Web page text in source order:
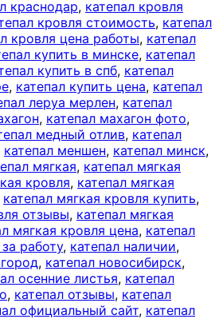
краснодар, катепал кровля
кровля стоимость, катепал
кровля цена работы, катепал
купить в минске, катепал
купить в спб, катепал
, катепал купить цена, катепал
леруа мерлен, катепал
, катепал махагон фото,
медный отлив, катепал
катепал меншен, катепал минск,
мягкая, катепал мягкая
кровля, катепал мягкая
катепал мягкая кровля купить,
отзывы, катепал мягкая
мягкая кровля цена, катепал
работу, катепал наличии,
, катепал новосибирск,
осенние листья, катепал
, катепал отзывы, катепал
официальный сайт, катепал